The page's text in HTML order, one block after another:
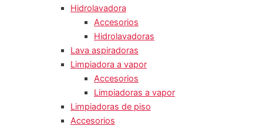
Hidrolavadora
Accesorios
Hidrolavadoras
Lava aspiradoras
Limpiadora a vapor
Accesorios
Limpiadoras a vapor
Limpiadoras de piso
Accesorios